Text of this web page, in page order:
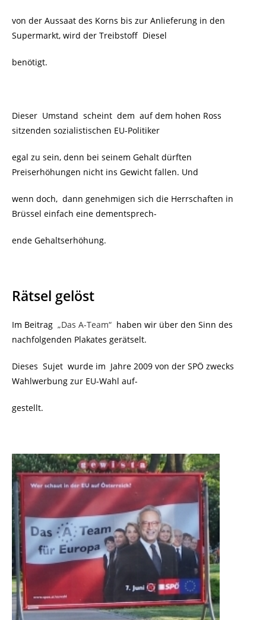
von der Aussaat des Korns bis zur Anlieferung in den
Supermarkt, wird der Treibstoff Diesel
benötigt.
Dieser Umstand scheint dem auf dem hohen Ross
sitzenden sozialistischen EU-Politiker
egal zu sein, denn bei seinem Gehalt dürften
Preiserhöhungen nicht ins Gewicht fallen. Und
wenn doch, dann genehmigen sich die Herrschaften in
Brüssel einfach eine dementsprech-
ende Gehaltserhöhung.
Rätsel gelöst
Im Beitrag „Das A-Team“ haben wir über den Sinn des
nachfolgenden Plakates gerätselt.
Dieses Sujet wurde im Jahre 2009 von der SPÖ zwecks
Wahlwerbung zur EU-Wahl auf-
gestellt.